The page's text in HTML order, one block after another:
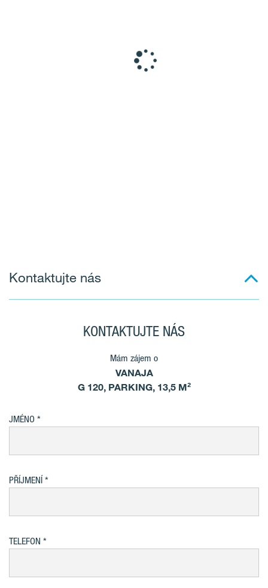
Kontaktujte nás
KONTAKTUJTE NÁS
Mám zájem o
VANAJA
G 120, PARKING, 13,5 M²
JMÉNO
PŘÍJMENÍ
TELEFON